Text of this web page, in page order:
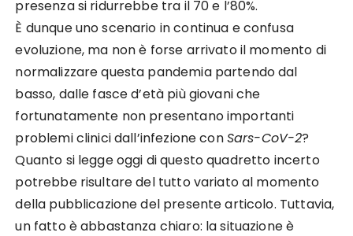
presenza si ridurrebbe tra il 70 e l’80%.
È dunque uno scenario in continua e confusa
evoluzione, ma non è forse arrivato il momento di
normalizzare questa pandemia partendo dal
basso, dalle fasce d’età più giovani che
fortunatamente non presentano importanti
problemi clinici dall’infezione conSars-CoV-2?
Quanto si legge oggi di questo quadretto incerto
potrebbe risultare del tutto variato al momento
della pubblicazione del presente articolo. Tuttavia,
un fatto è abbastanza chiaro: la situazione è